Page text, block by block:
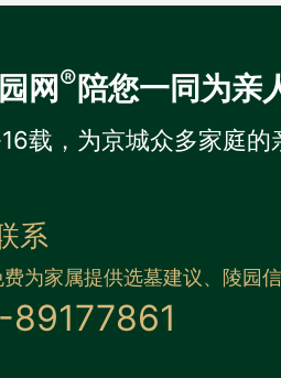
网 ®陪您一同为亲
载，为京城众多家庭
系
为家属提供选墓建议、陵园
89177861